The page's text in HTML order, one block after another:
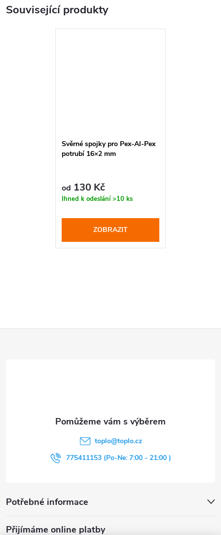
Související produkty
Svěrné spojky pro Pex-Al-Pex
potrubí 16×2 mm
od 130 Kč
Ihned k odeslání>10 ks
ZOBRAZIT
Potřebné informace
Přijímáme online platby
toplo@toplo.cz
775411153 (Po-Ne: 7:00 - 21:00 )